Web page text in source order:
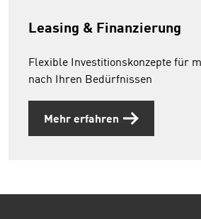
Leasing & Finanzierung
Flexible Investitionskonzepte für
nach Ihren Bedürfnissen
Mehr erfahren